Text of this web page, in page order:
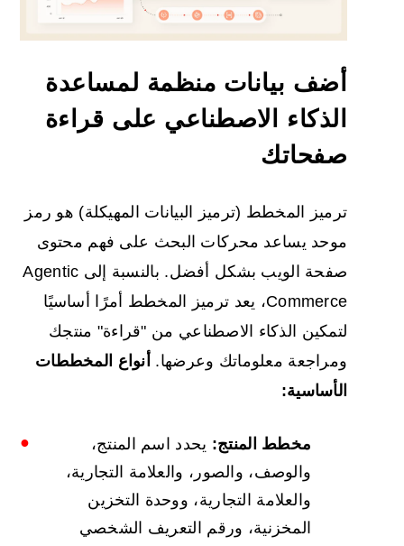
أضف بيانات منظمة لمساعدة
الذكاء الاصطناعي على قراءة
صفحاتك
ترميز المخطط (ترميز البيانات المهيكلة) هو رمز
موحد يساعد محركات البحث على فهم محتوى
صفحة الويب بشكل أفضل. بالنسبة إلى Agentic
Commerce، يعد ترميز المخطط أمرًا أساسيًا
لتمكين الذكاء الاصطناعي من "قراءة" منتجك
ومراجعة معلوماتك وعرضها. أنواع المخططات
الأساسية:
مخطط المنتج: يحدد اسم المنتج،
والوصف، والصور، والعلامة التجارية،
والعلامة التجارية، ووحدة التخزين
المخزنية، ورقم التعريف الشخصي